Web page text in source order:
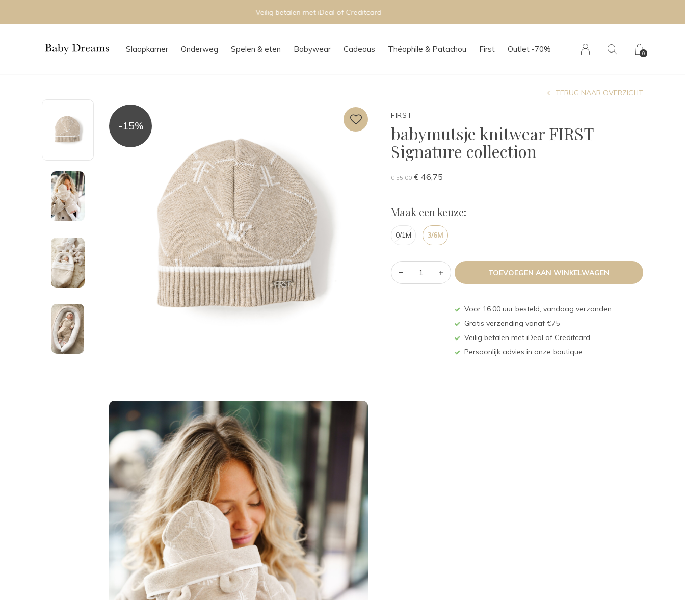
Slaapkamer Onderweg Spelen & eten Babywear Cadeaus Théophile & Patachou First Outlet -70% 0
Persoonlijk advies in onze boutique
-15%
FIRST
babymutsje knitwear FIRST
Signature collection
TERUG NAAR OVERZICHT
€ 55,00 € 46,75
Maak een keuze:
0/1M 3/6M
TOEVOEGEN AAN WINKELWAGEN
Voor 16:00 uur besteld, vandaag verzonden
Gratis verzending vanaf €75
Veilig betalen met iDeal of Creditcard
Persoonlijk advies in onze boutique